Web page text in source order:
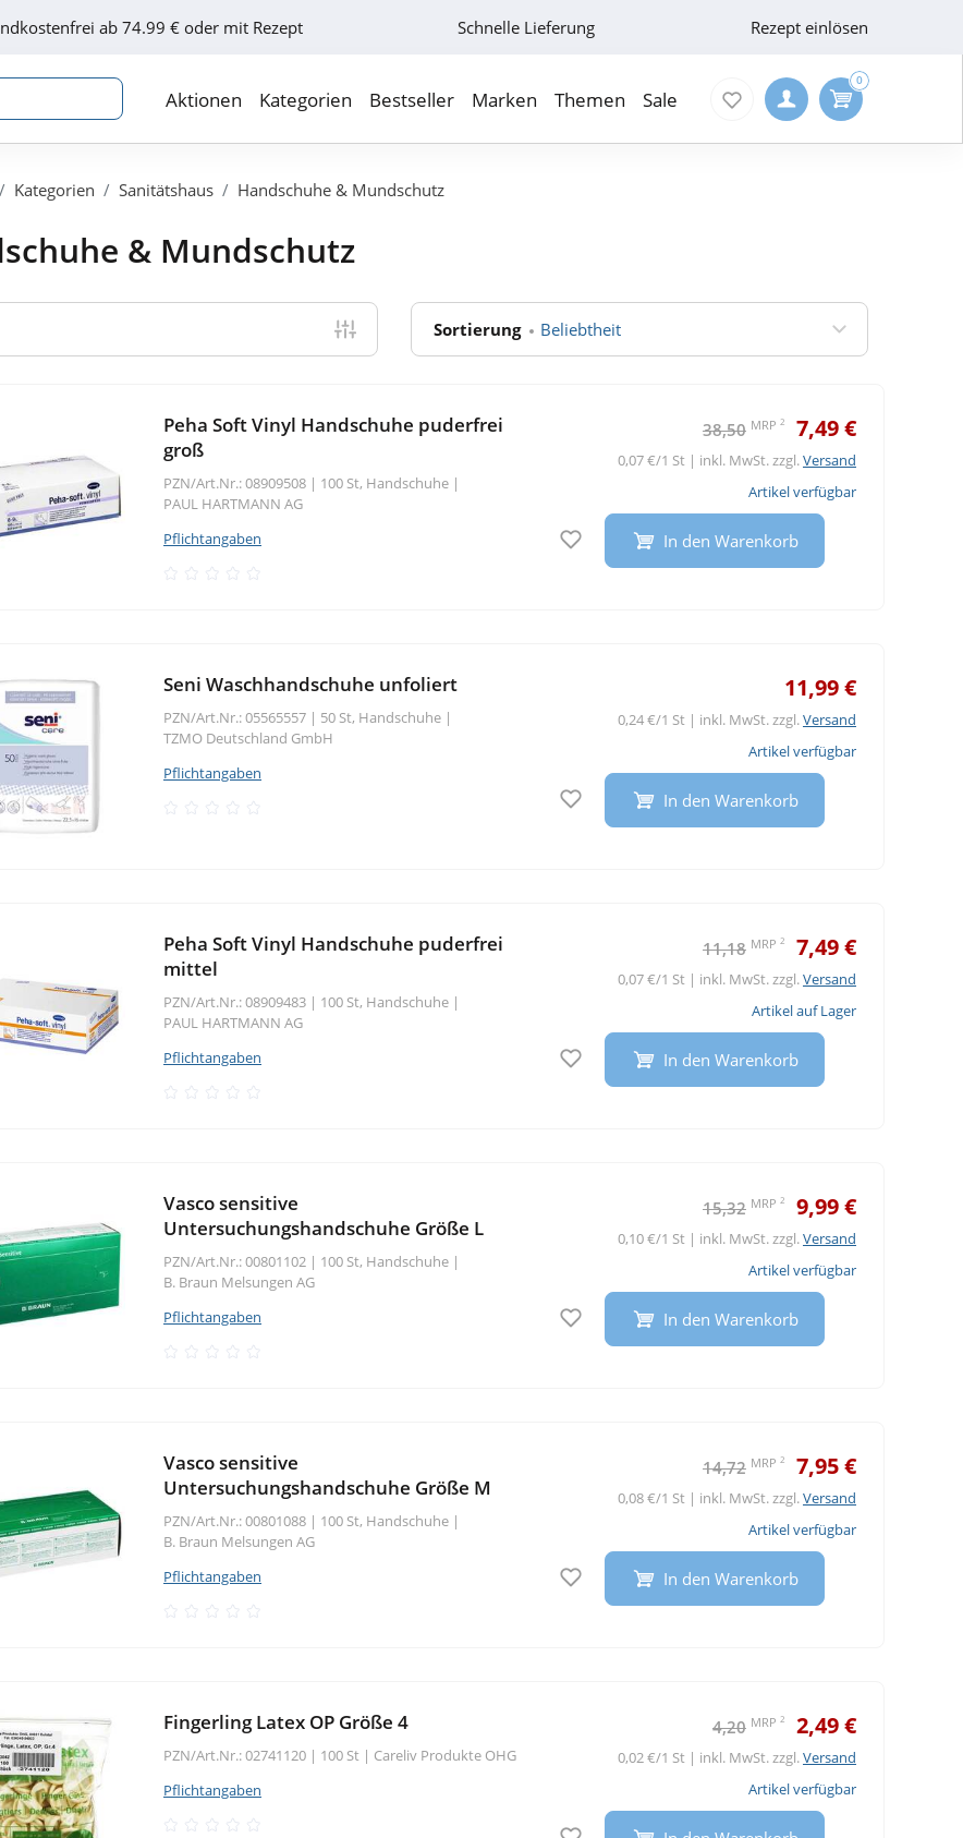
ab 74.99 € oder mit Rezept Schnelle Lieferung Rezept einlösen
Aktionen Kategorien Bestseller Marken Themen Sale
0
Kategorien Sanitätshaus Handschuhe & Mundschutz
& Mundschutz
Sortierung Beliebtheit
Peha Soft Vinyl Handschuhe puderfrei
groß
PZN/Art.Nr.: 08909508 | 100 St, Handschuhe |
PAUL HARTMANN AG
Pflichtangaben
38,50 MRP 2 7,49 €
0,07 €/1 St | inkl. MwSt. zzgl.Versand
Artikel verfügbar
Auf den Merkzettel
In den Warenkorb
Seni Waschhandschuhe unfoliert
PZN/Art.Nr.: 05565557 | 50 St, Handschuhe |
TZMO Deutschland GmbH
Pflichtangaben
11,99 €
0,24 €/1 St | inkl. MwSt. zzgl.Versand
Artikel verfügbar
Auf den Merkzettel
In den Warenkorb
Peha Soft Vinyl Handschuhe puderfrei
mittel
PZN/Art.Nr.: 08909483 | 100 St, Handschuhe |
PAUL HARTMANN AG
Pflichtangaben
11,18 MRP 2 7,49 €
0,07 €/1 St | inkl. MwSt. zzgl.Versand
Artikel auf Lager
Auf den Merkzettel
In den Warenkorb
Vasco sensitive
Untersuchungshandschuhe Größe L
PZN/Art.Nr.: 00801102 | 100 St, Handschuhe |
B. Braun Melsungen AG
Pflichtangaben
15,32 MRP 2 9,99 €
0,10 €/1 St | inkl. MwSt. zzgl.Versand
Artikel verfügbar
Auf den Merkzettel
In den Warenkorb
Vasco sensitive
Untersuchungshandschuhe Größe M
PZN/Art.Nr.: 00801088 | 100 St, Handschuhe |
B. Braun Melsungen AG
Pflichtangaben
14,72 MRP 2 7,95 €
0,08 €/1 St | inkl. MwSt. zzgl.Versand
Artikel verfügbar
Auf den Merkzettel
In den Warenkorb
Fingerling Latex OP Größe 4
PZN/Art.Nr.: 02741120 | 100 St | Careliv Produkte OHG
Pflichtangaben
4,20 MRP 2 2,49 €
0,02 €/1 St | inkl. MwSt. zzgl.Versand
Artikel verfügbar
Auf den Merkzettel